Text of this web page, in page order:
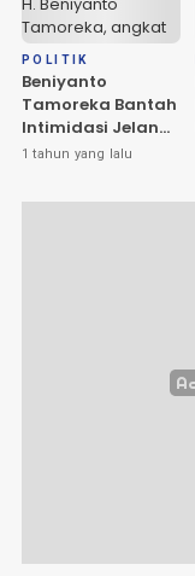
POLITIK
Beniyanto
Tamoreka Bantah
Intimidasi Jelang
PSU Banggai:
Redakan Suasana
1 tahun yang lalu